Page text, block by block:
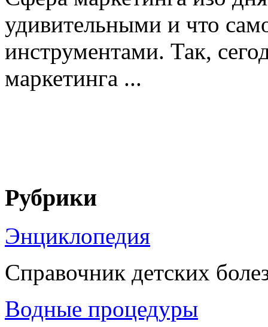
удивительными и что
инструментами. Так,
маркетинга ...
Рубрики
Энциклопедия
Справочник детских
Водные процедуры